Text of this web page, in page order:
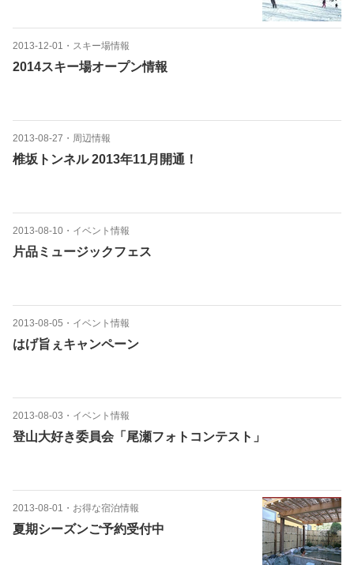
2013-12-01 ・ スキー場情報
2014スキー場オープン情報
2013-08-27 ・ 周辺情報
椎坂トンネル 2013年11月開通！
2013-08-10 ・ イベント情報
片品ミュージックフェス
2013-08-05 ・ イベント情報
はげ旨ぇキャンペーン
2013-08-03 ・ イベント情報
登山大好き委員会「尾瀬フォトコンテスト」
2013-08-01 ・ お得な宿泊情報
夏期シーズンご予約受付中